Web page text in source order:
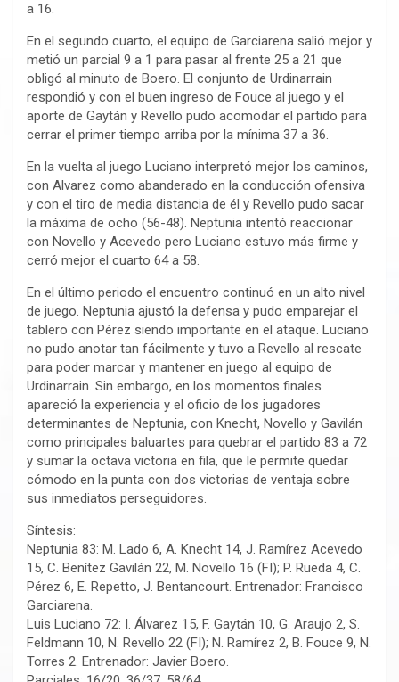
a 16.
En el segundo cuarto, el equipo de Garciarena salió mejor y
metió un parcial 9 a 1 para pasar al frente 25 a 21 que
obligó al minuto de Boero. El conjunto de Urdinarrain
respondió y con el buen ingreso de Fouce al juego y el
aporte de Gaytán y Revello pudo acomodar el partido para
cerrar el primer tiempo arriba por la mínima 37 a 36.
En la vuelta al juego Luciano interpretó mejor los caminos,
con Alvarez como abanderado en la conducción ofensiva
y con el tiro de media distancia de él y Revello pudo sacar
la máxima de ocho (56-48). Neptunia intentó reaccionar
con Novello y Acevedo pero Luciano estuvo más firme y
cerró mejor el cuarto 64 a 58.
En el último periodo el encuentro continuó en un alto nivel
de juego. Neptunia ajustó la defensa y pudo emparejar el
tablero con Pérez siendo importante en el ataque. Luciano
no pudo anotar tan fácilmente y tuvo a Revello al rescate
para poder marcar y mantener en juego al equipo de
Urdinarrain. Sin embargo, en los momentos finales
apareció la experiencia y el oficio de los jugadores
determinantes de Neptunia, con Knecht, Novello y Gavilán
como principales baluartes para quebrar el partido 83 a 72
y sumar la octava victoria en fila, que le permite quedar
cómodo en la punta con dos victorias de ventaja sobre
sus inmediatos perseguidores.
Síntesis:
Neptunia 83: M. Lado 6, A. Knecht 14, J. Ramírez Acevedo
15, C. Benítez Gavilán 22, M. Novello 16 (FI); P. Rueda 4, C.
Pérez 6, E. Repetto, J. Bentancourt. Entrenador: Francisco
Garciarena.
Luis Luciano 72: I. Álvarez 15, F. Gaytán 10, G. Araujo 2, S.
Feldmann 10, N. Revello 22 (FI); N. Ramírez 2, B. Fouce 9, N.
Torres 2. Entrenador: Javier Boero.